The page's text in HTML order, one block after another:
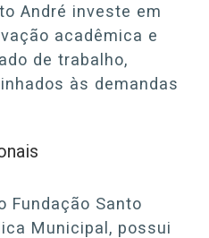
André investe em
acadêmica e
de trabalho,
às demandas
Fundação Santo
Municipal, possui